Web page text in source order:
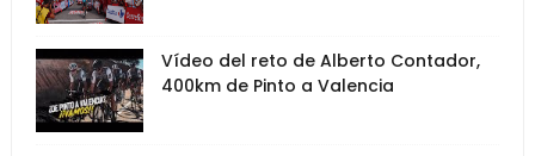
Vídeo del reto de Alberto Contador,
400km de Pinto a Valencia